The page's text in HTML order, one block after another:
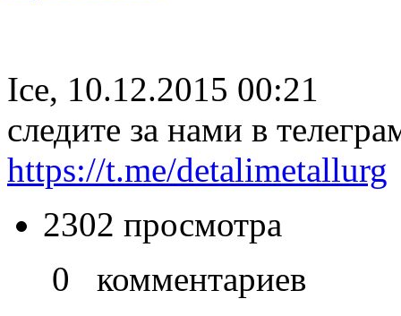
Ice, 10.12.2015 00:21
следите за нами в
https://t.me/detalimetallurg
2302 просмотра
0 комментариев